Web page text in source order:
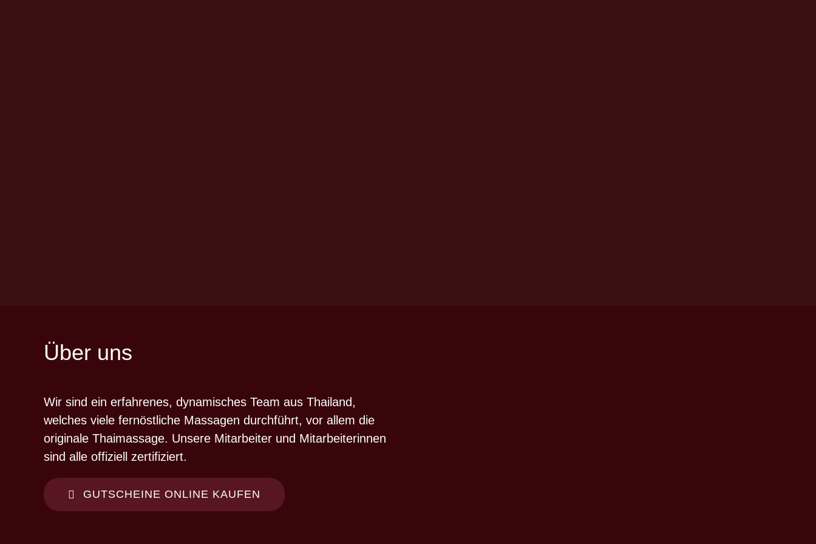
Über uns
Wir sind ein erfahrenes, dynamisches Team aus Thailand,
welches viele fernöstliche Massagen durchführt, vor allem die
originale Thaimassage. Unsere Mitarbeiter und Mitarbeiterinnen
sind alle offiziell zertifiziert.
GUTSCHEINE ONLINE KAUFEN